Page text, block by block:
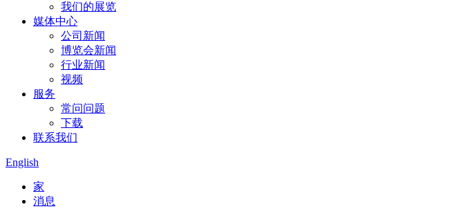
我们的展览
媒体中心
公司新闻
博览会新闻
行业新闻
视频
服务
常问问题
下载
联系我们
English
家
消息